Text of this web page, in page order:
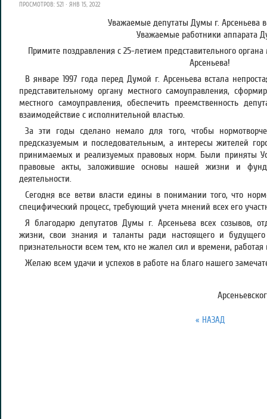
ПРОСМОТРОВ: 521 · ЯНВ 15, 2022
Уважаемые депутаты Думы г. Арсеньева
Уважаемые работники аппарата
Примите поздравления с 25-летием представительного
Арсеньева!
В январе 1997 года перед Думой г. Арсеньева встала
представительному органу местного самоуправления,
местного самоуправления, обеспечить преемственность
взаимодействие с исполнительной властью.
За эти годы сделано немало для того, чтобы
предсказуемым и последовательным, а интересы жителей
принимаемых и реализуемых правовых норм. Были приняты
правовые акты, заложившие основы нашей жизни и
деятельности.
Сегодня все ветви власти едины в понимании того, что
специфический процесс, требующий учета мнений всех его
Я благодарю депутатов Думы г. Арсеньева всех созывов,
жизни, свои знания и таланты ради настоящего и
признательности всем тем, кто не жалел сил и времени,
Желаю всем удачи и успехов в работе на благо нашего
« НАЗАД